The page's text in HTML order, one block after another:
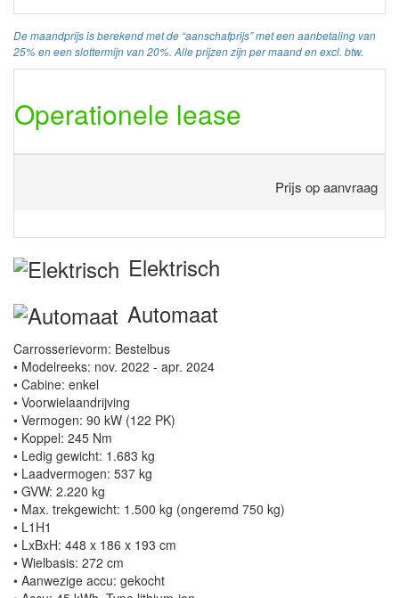
De maandprijs is berekend met de “aanschafprijs” met een aanbetaling van
25% en een slottermijn van 20%. Alle prijzen zijn per maand en excl. btw.
Operationele lease
Prijs op aanvraag
Elektrisch
Automaat
Carrosserievorm: Bestelbus
• Modelreeks: nov. 2022 - apr. 2024
• Cabine: enkel
• Voorwielaandrijving
• Vermogen: 90 kW (122 PK)
• Koppel: 245 Nm
• Ledig gewicht: 1.683 kg
• Laadvermogen: 537 kg
• GVW: 2.220 kg
• Max. trekgewicht: 1.500 kg (ongeremd 750 kg)
• L1H1
• LxBxH: 448 x 186 x 193 cm
• Wielbasis: 272 cm
• Aanwezige accu: gekocht